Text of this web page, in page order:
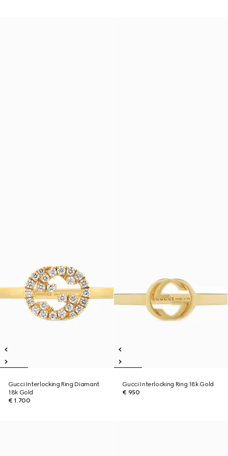
Gucci Interlocking Ring Diamant
18k Gold
€ 1.700
Gucci Interlocking Ring 18k Gold
€ 950